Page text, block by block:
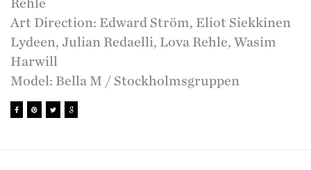
Rehle
Art Direction: Edward Ström, Eliot Siekkinen
Lydeen, Julian Redaelli, Lova Rehle, Wasim
Harwill
Model: Bella M / Stockholmsgruppen